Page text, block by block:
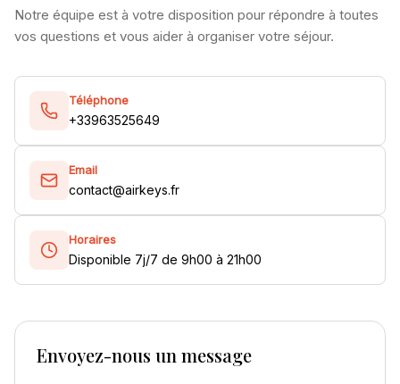
Notre équipe est à votre disposition pour répondre à toutes
vos questions et vous aider à organiser votre séjour.
Téléphone
+33963525649
Email
contact@airkeys.fr
Horaires
Disponible 7j/7 de 9h00 à 21h00
Envoyez-nous un message